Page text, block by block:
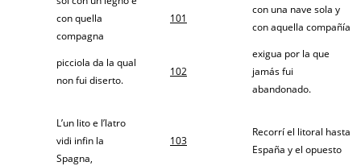
con quella
compagna
101
con una nave sola y
con aquella compañía
picciola da la qual
non fui diserto.
102
exigua por la que
jamás fui
abandonado.
L’un lito e l’latro
vidi infin la
Spagna,
103
Recorrí el litoral hasta
España y el opuesto